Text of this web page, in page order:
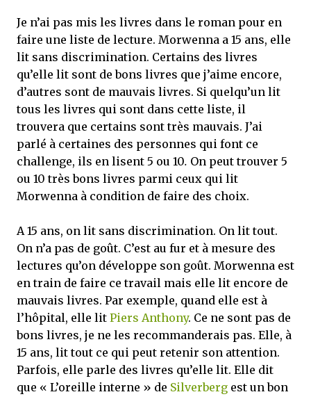
Je n’ai pas mis les livres dans le roman pour en
faire une liste de lecture. Morwenna a 15 ans, elle
lit sans discrimination. Certains des livres
qu’elle lit sont de bons livres que j’aime encore,
d’autres sont de mauvais livres. Si quelqu’un lit
tous les livres qui sont dans cette liste, il
trouvera que certains sont très mauvais. J’ai
parlé à certaines des personnes qui font ce
challenge, ils en lisent 5 ou 10. On peut trouver 5
ou 10 très bons livres parmi ceux qui lit
Morwenna à condition de faire des choix.
A 15 ans, on lit sans discrimination. On lit tout.
On n’a pas de goût. C’est au fur et à mesure des
lectures qu’on développe son goût. Morwenna est
en train de faire ce travail mais elle lit encore de
mauvais livres. Par exemple, quand elle est à
l’hôpital, elle lit Piers Anthony. Ce ne sont pas de
bons livres, je ne les recommanderais pas. Elle, à
15 ans, lit tout ce qui peut retenir son attention.
Parfois, elle parle des livres qu’elle lit. Elle dit
que « L’oreille interne » de Silverberg est un bon